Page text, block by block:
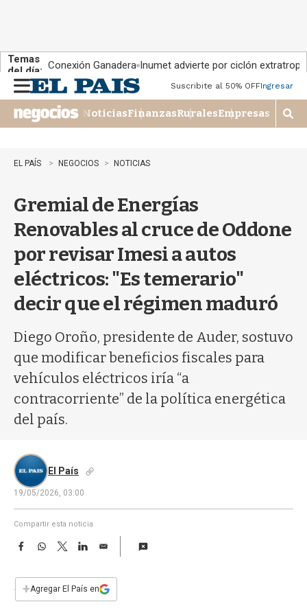
Temas
del día: Conexión Ganadera Inumet advierte por ciclón
n
u
Suscribite al 50% OFFIngresar
NoticiasFinanzasRuralesEmpresas
M
o
�
EL PAÍS NEGOCIOS NOTICIAS
Gremial de Energías
Renovables al cruce de Oddone
por revisar Imesi a autos
eléctricos: "Es temerario"
decir que el régimen maduró
Diego Oroño, presidente de Auder, sostuvo
que modificar beneficios fiscales para
vehículos eléctricos iría “a
contracorriente” de la política energética
del país.
El País
19/05/2026, 03:00
Compartir esta noticia
F
e
b
W
s
T
w
t
L
E
i
l
+Agregar El País en